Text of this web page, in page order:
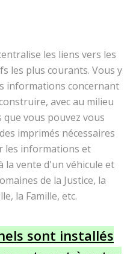
les liens vers les
les plus courants. Vous y
informations concernant
avec au milieu
vous pouvez vous
imprimés nécessaires
les informations et
la vente d'un véhicule et
de la Justice, la
la Famille, etc.
sont installés